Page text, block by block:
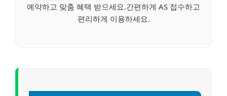
예약하고 맞춤 혜택 받으세요.간편하게 AS 접수하고
편리하게 이용하세요.